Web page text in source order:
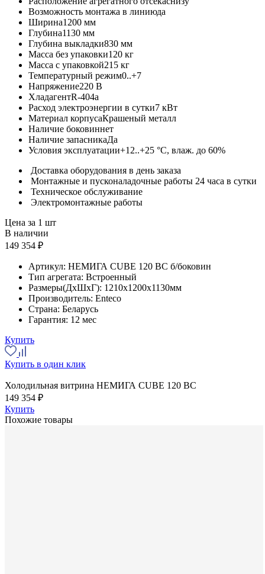
Возможность монтажа в линиюда
Ширина1200 мм
Глубина1130 мм
Глубина выкладки830 мм
Масса без упаковки120 кг
Масса с упаковкой215 кг
Температурный режим0..+7
Напряжение220 В
ХладагентR-404a
Расход электроэнергии в сутки7 кВт
Материал корпусаКрашеный металл
Наличие боковиннет
Наличие запасникаДа
Условия эксплуатации+12..+25 °C, влаж. до 60%
Доставка оборудования в день заказа
Монтажные и пусконаладочные работы 24 часа в сутки
Техническое обслуживание
Электромонтажные работы
Цена за 1 шт
В наличии
149 354 ₽
Артикул: НЕМИГА CUBE 120 ВС б/боковин
Тип агрегата: Встроенный
Размеры(ДхШхГ): 1210x1200x1130мм
Производитель: Enteco
Страна: Беларусь
Гарантия: 12 мес
Купить
Купить в один клик
Холодильная витрина НЕМИГА CUBE 120 ВС
149 354 ₽
Купить
Похожие товары